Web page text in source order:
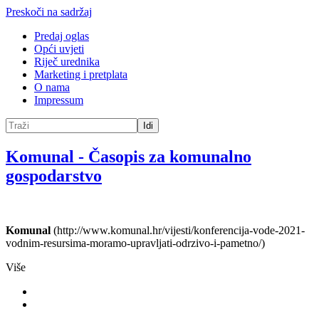
Preskoči na sadržaj
Predaj oglas
Opći uvjeti
Riječ urednika
Marketing i pretplata
O nama
Impressum
Idi
Komunal - Časopis za komunalno
gospodarstvo
Komunal (http://www.komunal.hr/vijesti/konferencija-vode-2021-
vodnim-resursima-moramo-upravljati-odrzivo-i-pametno/)
Više